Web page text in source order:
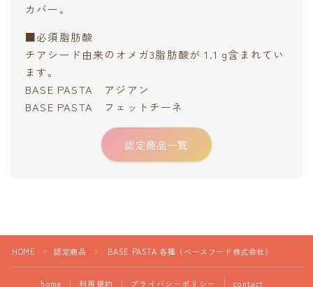
カバー。
■必須脂肪酸
チアシード由来のオメガ3脂肪酸が 1.1 g含まれてい
ます。
BASE PASTA アジアン
BASE PASTA フェットチーネ
認定商品一覧
HOME ＞ 認定商品 ＞ BASE PASTA 各種（ベースフード株式会社）
home 利用規約 プライバシーポリシー contact